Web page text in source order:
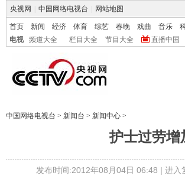
央视网 中国网络电视台 网站地图
首页 新闻 经济 体育 综艺 春晚 戏曲 音乐
电视
频道大全 栏目大全 节目大全 直播中国
中国网络电视台 > 新闻台 > 新闻中心 >
护士过劳增
发布时间:2012年08月04日 06:48 | 进入